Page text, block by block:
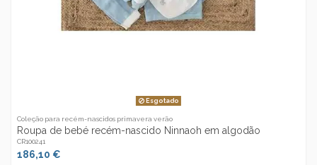
Esgotado
Coleção para recém-nascidos primavera verão
Roupa de bebé recém-nascido Ninnaoh em algodão
CR100241
186,10 €